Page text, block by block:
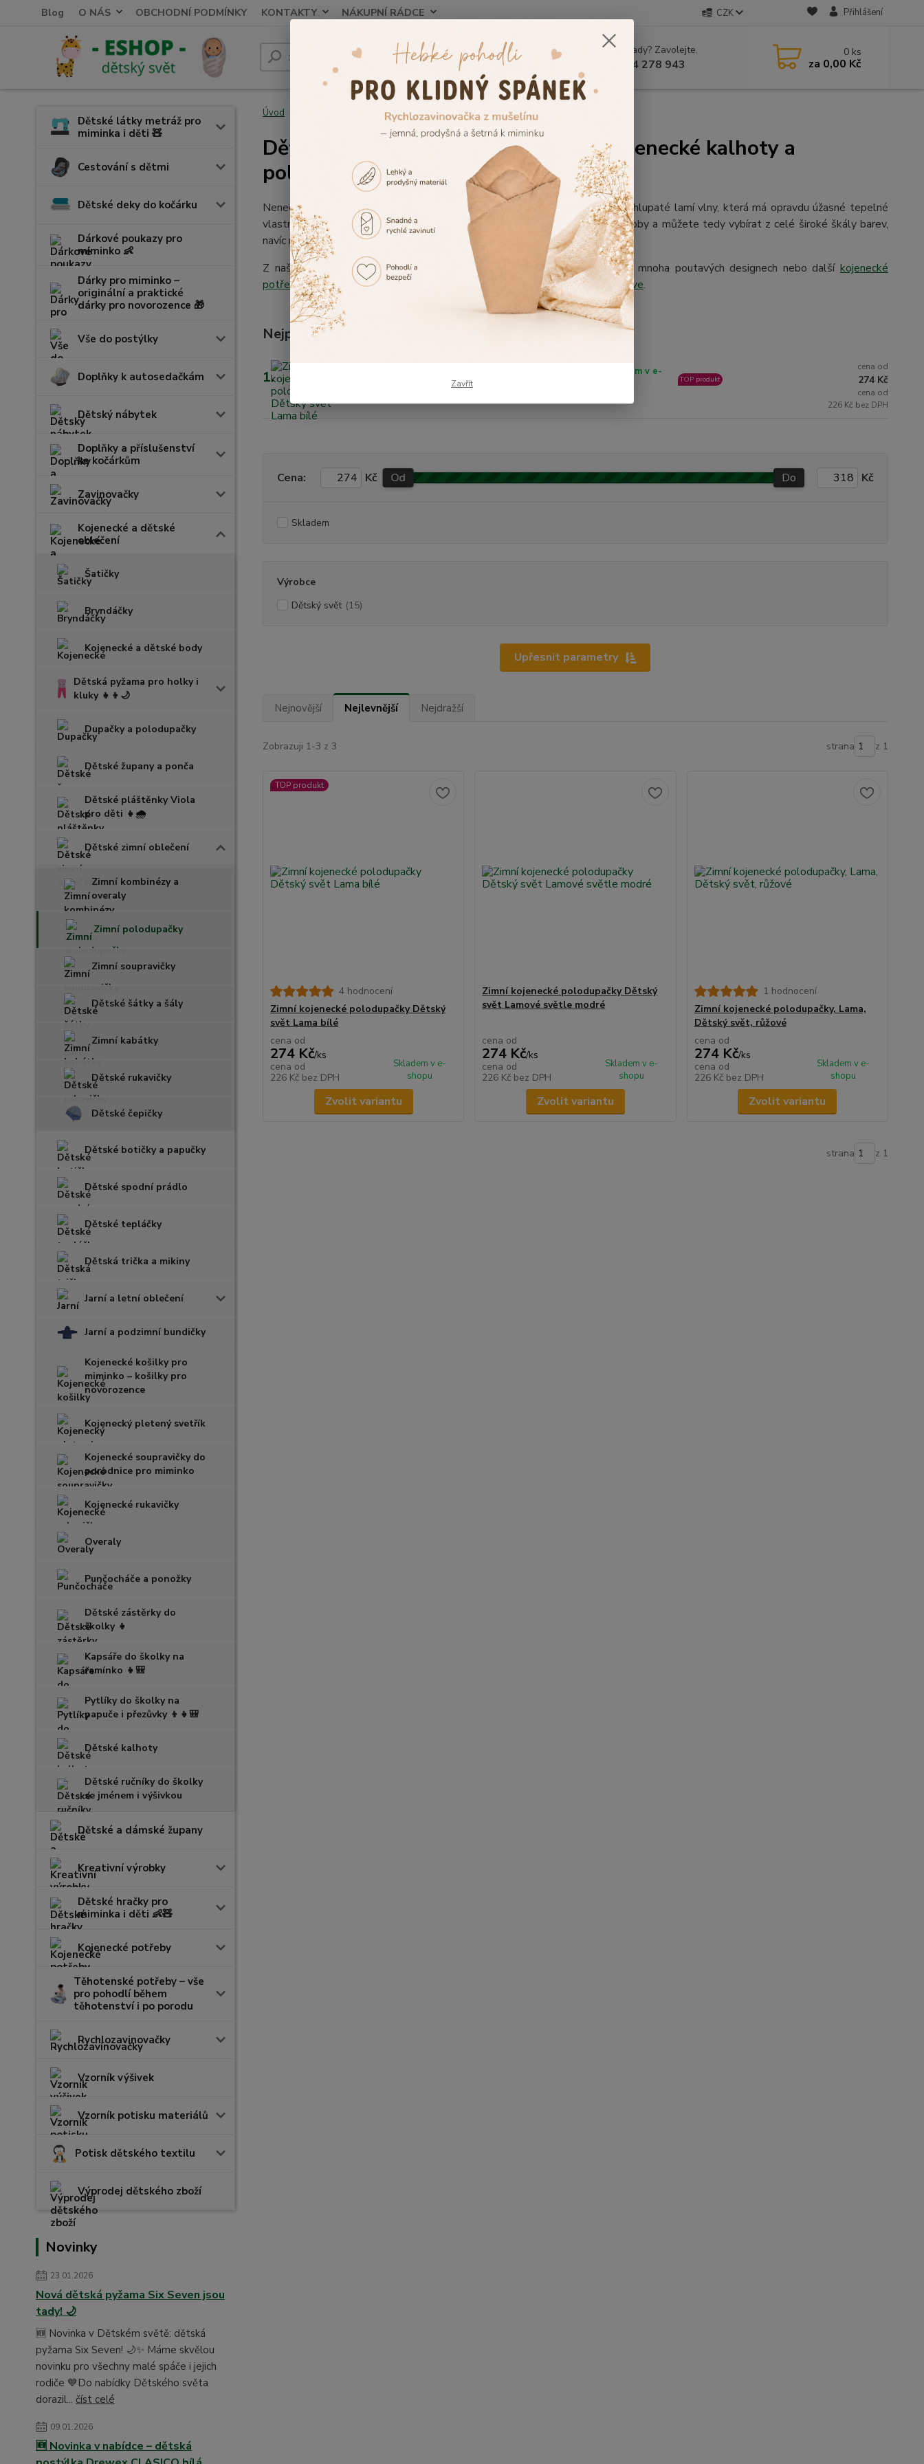
Blog O NÁS OBCHODNÍ PODMÍNKY KONTAKTY NÁKUPNÍ RÁDCE CZK Přihlášení
Hledat Nevíte si rady? Zavolejte.
+420 604 278 943
0 ks
za 0,00 Kč
Dětské látky metráž pro
miminka i děti 🧸
Cestování s dětmi
Dětské deky do kočárku
Dárkové poukazy pro
miminko 👶
Dárky pro miminko –
originální a praktické
dárky pro novorozence 🎁
Vše do postýlky
Doplňky k autosedačkám
Dětský nábytek
Doplňky a příslušenství
ke kočárkům
Zavinovačky
Kojenecké a dětské
oblečení
Šatičky
Bryndáčky
Kojenecké a dětské body
Dětská pyžama pro holky i
kluky 👧👦🌙
Dupačky a polodupačky
Dětské župany a ponča
Dětské pláštěnky Viola
pro děti 👧🌧️
Dětské zimní oblečení
Zimní kombinézy a
overaly
Zimní polodupačky
Zimní soupravičky
Dětské šátky a šály
Zimní kabátky
Dětské rukavičky
Dětské čepičky
Dětské botičky a papučky
Dětské spodní prádlo
Dětské tepláčky
Dětská trička a mikiny
Jarní a letní oblečení
Jarní a podzimní bundičky
Kojenecké košilky pro
miminko – košilky pro
novorozence
Kojenecký pletený svetřík
Kojenecké soupravičky do
porodnice pro miminko
Kojenecké rukavičky
Overaly
Punčocháče a ponožky
Dětské zástěrky do
školky 👧
Kapsáře do školky na
ramínko 👧🎒
Pytlíky do školky na
papuče i přezůvky 👦👧🎒
Dětské kalhoty
Dětské ručníky do školky
se jménem i výšivkou
Dětské a dámské župany
Kreativní výrobky
Dětské hračky pro
miminka i děti 👶🧸
Kojenecké potřeby
Těhotenské potřeby – vše
pro pohodlí během
těhotenství i po porodu
Rychlozavinovačky
Vzorník výšivek
Vzorník potisku materiálů
Potisk dětského textilu
Výprodej dětského zboží
Novinky
23.01.2026
Nová dětská pyžama Six Seven jsou
tady! 🌙
🆕 Novinka v Dětském světě: dětská
pyžama Six Seven! 🌙✨ Máme skvělou
novinku pro všechny malé spáče i jejich
rodiče 💙Do nabídky Dětského světa
dorazil... číst celé
09.01.2026
🆕 Novinka v nabídce – dětská
Úvod Kojenecké a dětské oblečení Dětské zimní oblečení
Dětské zimní kalhoty pro miminka i kojenecké kalhoty a
polodupačky
Nenechte si ujít naši pestrou nabídku a vybírejte dětské zimní kalhotyz chlupaté lamí vlny, která má opravdu úžasné tepelné
vlastnosti.Kojenecké kalhoty- polodupačky
- pocházejí přímo z naší výroby a můžete tedy vybírat z celé široké škály barev,
navíc ručíme za jejich maximální kvalitu.
Z naší nabídky Vám doporučujeme také praktické
dětské jídelní židličkyv mnoha poutavých designech nebo další kojenecké
potřebyke krmení Vašeho miminka, jako jsou hrníčky a nádobí čikojenecké láhve.
Nejprodávanější
1. Zimní kojenecké polodupačky Lama, bílé
Skladem v e-
TOP produkt
cena od
274 Kč
cena od
226 Kč bez DPH
Upřesnit parametry
Cena: Kč Od Do Kč
Skladem
Výrobce
Dětský svět (15)
Nejnovější Nejlevnější Nejdražší
Zobrazuji 1-3 z 3 strana z 1
TOP produkt
4 hodnocení
Zimní kojenecké polodupačky Dětský
svět Lama bílé
cena od
274 Kč/ks
cena od
226 Kč bez DPH
Skladem v e-
shopu
Zvolit variantu
Zimní kojenecké polodupačky Dětský
svět Lamové světle modré
cena od
274 Kč/ks
cena od
226 Kč bez DPH
Skladem v e-
shopu
Zvolit variantu
1 hodnocení
Zimní kojenecké polodupačky, Lama,
Dětský svět, růžové
cena od
274 Kč/ks
cena od
226 Kč bez DPH
Skladem v e-
shopu
Zvolit variantu
strana z 1
Zavřít